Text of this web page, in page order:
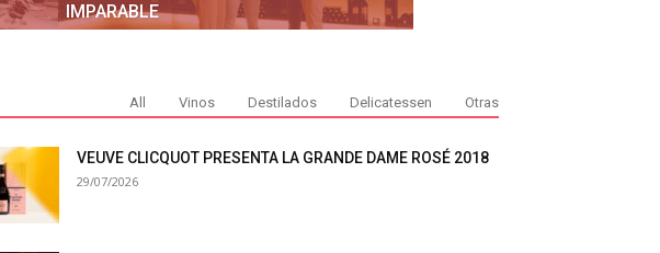
IMPARABLE
All Vinos Destilados Delicatessen Otras
VEUVE CLICQUOT PRESENTA LA GRANDE DAME ROSÉ 2018
29/07/2026